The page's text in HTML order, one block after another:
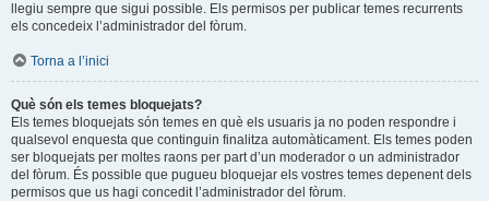
llegiu sempre que sigui possible. Els permisos per publicar temes recurrents
els concedeix l’administrador del fòrum.
Torna a l’inici
Què són els temes bloquejats?
Els temes bloquejats són temes en què els usuaris ja no poden respondre i
qualsevol enquesta que continguin finalitza automàticament. Els temes poden
ser bloquejats per moltes raons per part d’un moderador o un administrador
del fòrum. És possible que pugueu bloquejar els vostres temes depenent dels
permisos que us hagi concedit l’administrador del fòrum.